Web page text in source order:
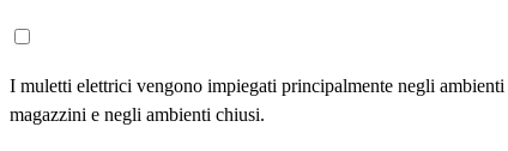
I muletti elettrici vengono impiegati principalmente negli
magazzini e negli ambienti chiusi.